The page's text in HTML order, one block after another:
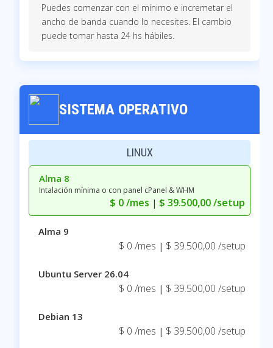
Puedes comenzar con el mínimo e incremetar el
ancho de banda cuando lo necesites. El cambio
puede tomar hasta 24 hs hábiles.
SISTEMA OPERATIVO
LINUX
Alma 8
Intalación mínima o con panel cPanel & WHM
$ 0 /mes | $ 39.500,00 /setup
Alma 9
$ 0 /mes | $ 39.500,00 /setup
Ubuntu Server 26.04
$ 0 /mes | $ 39.500,00 /setup
Debian 13
$ 0 /mes | $ 39.500,00 /setup